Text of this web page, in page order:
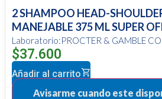
2 SHAMPOO HEAD-
MANEJABLE 375 ML SUPER
Laboratorio:PROCTER & GAMBLE
$37.600
Añadir al carrito